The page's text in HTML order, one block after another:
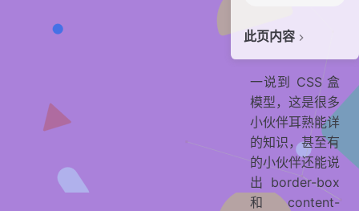
此页内容
贡献者
一说到 CSS 盒
模型，这是很多
小伙伴耳熟能详
的知识，甚至有
的小伙伴还能说
出 border-box
和 content-